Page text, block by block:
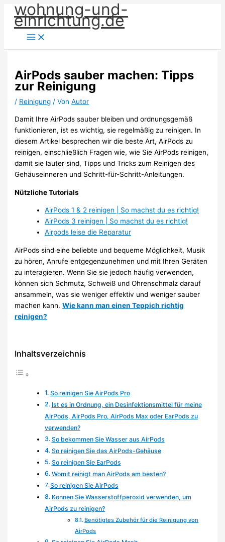
Zum
Inhalt
springen
wohnung-und-
einrichtung.de
AirPods sauber machen: Tipps
zur Reinigung
/ Reinigung / VonAutor
Damit Ihre AirPods sauber bleiben und ordnungsgemäß
funktionieren, ist es wichtig, sie regelmäßig zu reinigen. In
diesem Artikel besprechen wir die beste Art, AirPods zu
reinigen, einschließlich Fragen wie, wie Sie AirPods reinigen,
damit sie lauter sind, Tipps und Tricks zum Reinigen des
Gehäuseinneren und Schritt-für-Schritt-Anleitungen.
Nützliche Tutorials
AirPods 1 & 2 reinigen | So machst du es richtig!
AirPods 3 reinigen | So machst du es richtig!
Airpods leise die Reparatur
AirPods sind eine beliebte und bequeme Möglichkeit, Musik
zu hören, Anrufe entgegenzunehmen und mit Ihren Geräten
zu interagieren. Wenn Sie sie jedoch häufig verwenden,
können sich Schmutz, Schweiß und Ohrenschmalz darauf
ansammeln, was sie weniger effektiv und weniger sauber
machen kann.Wie kann man einen Teppich richtig
reinigen?
Inhaltsverzeichnis
So reinigen Sie AirPods Pro
Ist es in Ordnung, ein Desinfektionsmittel für meine
AirPods, AirPods Pro, AirPods Max oder EarPods zu
verwenden?
So bekommen Sie Wasser aus AirPods
So reinigen Sie das AirPods-Gehäuse
So reinigen Sie EarPods
Womit reinigt man AirPods am besten?
So reinigen Sie AirPods
Können Sie Wasserstoffperoxid verwenden, um
AirPods zu reinigen?
Benötigtes Zubehör für die Reinigung von
AirPods